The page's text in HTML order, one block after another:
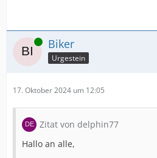
Online Biker
Urgestein
17. Oktober 2024 um 12:05
Zitat von delphin77
Hallo an alle,